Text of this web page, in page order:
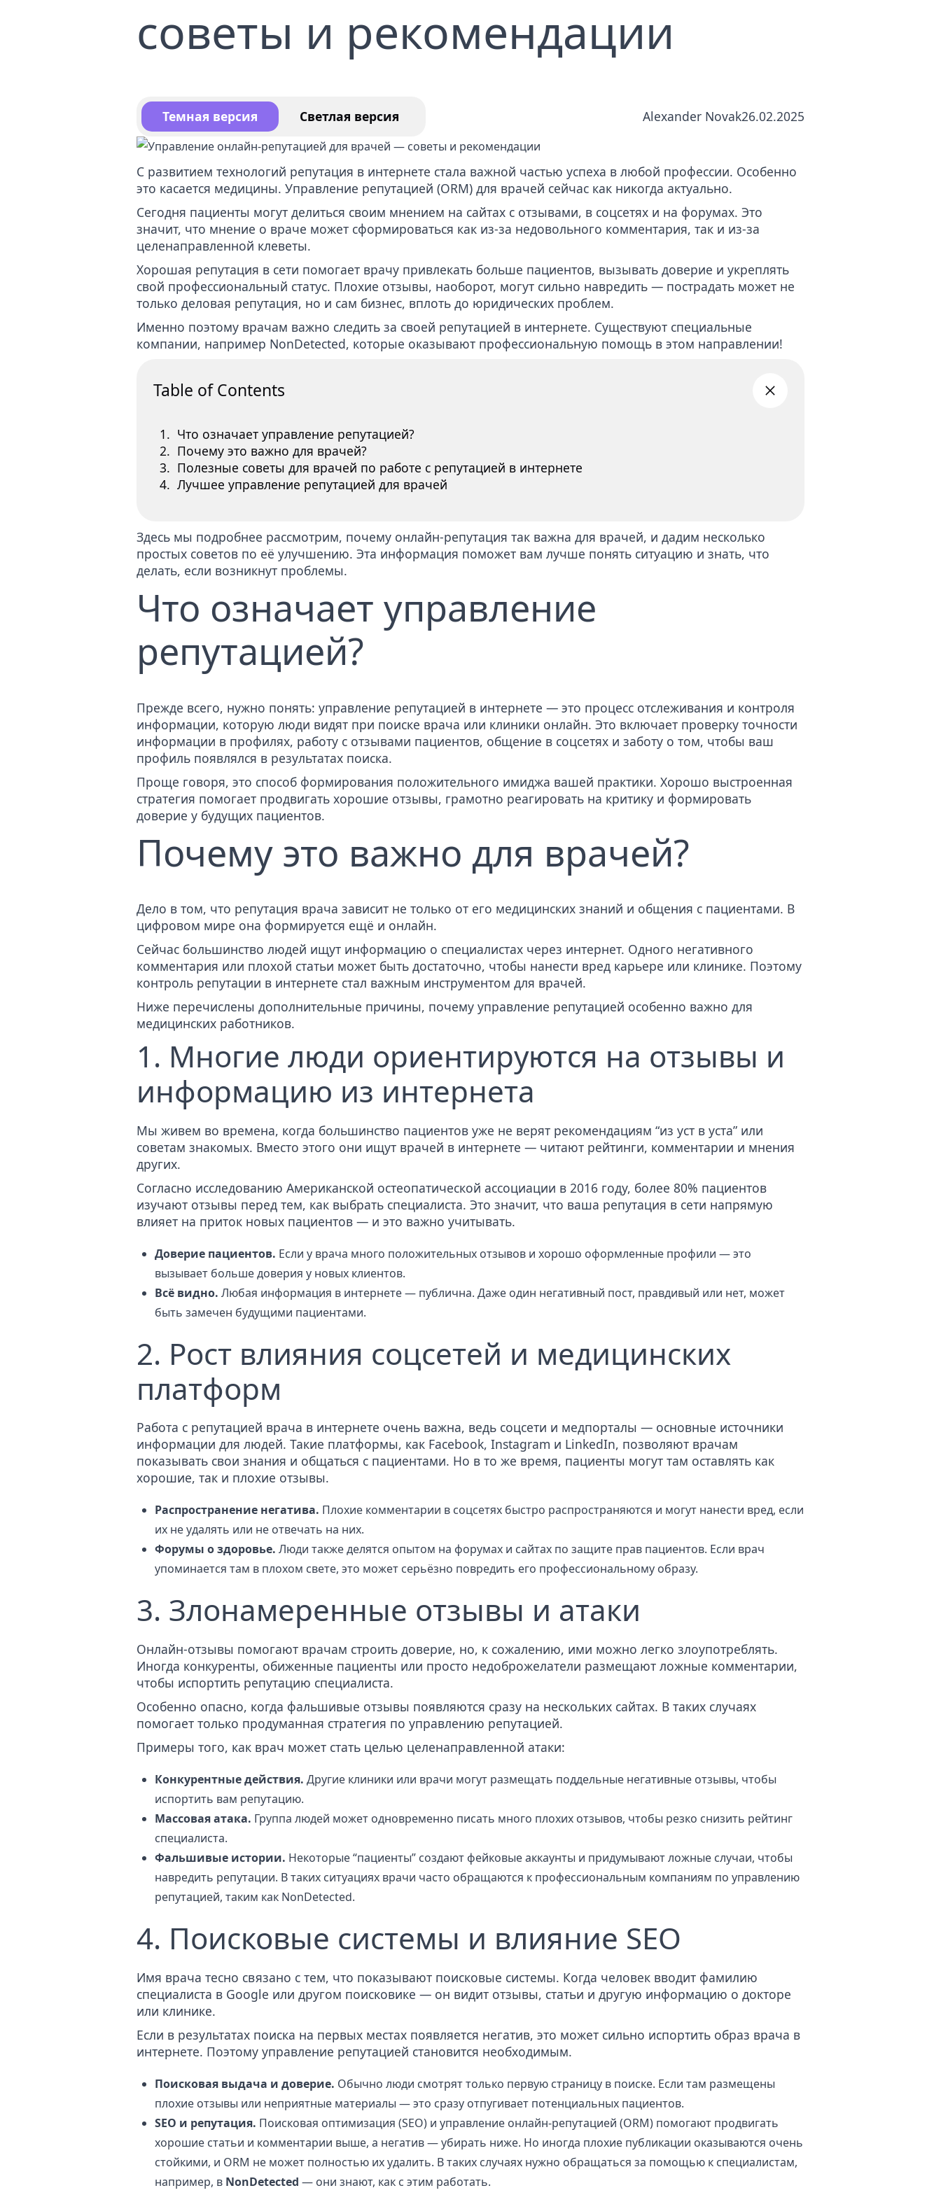
статей в СМИ
Услуга по удалению
советы и рекомендации
Alexander Novak26.02.2025
Темная версия Светлая версия
С развитием технологий репутация в интернете стала важной частью успеха в любой профессии. Особенно
это касается медицины. Управление репутацией (ORM) для врачей сейчас как никогда актуально.
Сегодня пациенты могут делиться своим мнением на сайтах с отзывами, в соцсетях и на форумах. Это
значит, что мнение о враче может сформироваться как из-за недовольного комментария, так и из-за
целенаправленной клеветы.
Хорошая репутация в сети помогает врачу привлекать больше пациентов, вызывать доверие и укреплять
свой профессиональный статус. Плохие отзывы, наоборот, могут сильно навредить — пострадать может не
только деловая репутация, но и сам бизнес, вплоть до юридических проблем.
Именно поэтому врачам важно следить за своей репутацией в интернете. Существуют специальные
компании, например NonDetected, которые оказывают профессиональную помощь в этом направлении!
Table of Contents
Что означает управление репутацией?
Почему это важно для врачей?
Полезные советы для врачей по работе с репутацией в интернете
Лучшее управление репутацией для врачей
Здесь мы подробнее рассмотрим, почему онлайн-репутация так важна для врачей, и дадим несколько
простых советов по её улучшению. Эта информация поможет вам лучше понять ситуацию и знать, что
делать, если возникнут проблемы.
Что означает управление
репутацией?
Прежде всего, нужно понять: управление репутацией в интернете — это процесс отслеживания и контроля
информации, которую люди видят при поиске врача или клиники онлайн. Это включает проверку точности
информации в профилях, работу с отзывами пациентов, общение в соцсетях и заботу о том, чтобы ваш
профиль появлялся в результатах поиска.
Проще говоря, это способ формирования положительного имиджа вашей практики. Хорошо выстроенная
стратегия помогает продвигать хорошие отзывы, грамотно реагировать на критику и формировать
доверие у будущих пациентов.
Почему это важно для врачей?
Дело в том, что репутация врача зависит не только от его медицинских знаний и общения с пациентами. В
цифровом мире она формируется ещё и онлайн.
Сейчас большинство людей ищут информацию о специалистах через интернет. Одного негативного
комментария или плохой статьи может быть достаточно, чтобы нанести вред карьере или клинике. Поэтому
контроль репутации в интернете стал важным инструментом для врачей.
Ниже перечислены дополнительные причины, почему управление репутацией особенно важно для
медицинских работников.
1. Многие люди ориентируются на отзывы и
информацию из интернета
Мы живем во времена, когда большинство пациентов уже не верят рекомендациям “из уст в уста” или
советам знакомых. Вместо этого они ищут врачей в интернете — читают рейтинги, комментарии и мнения
других.
Согласно исследованию Американской остеопатической ассоциации в 2016 году, более 80% пациентов
изучают отзывы перед тем, как выбрать специалиста. Это значит, что ваша репутация в сети напрямую
влияет на приток новых пациентов — и это важно учитывать.
Доверие пациентов. Если у врача много положительных отзывов и хорошо оформленные профили — это
вызывает больше доверия у новых клиентов.
Всё видно. Любая информация в интернете — публична. Даже один негативный пост, правдивый или нет, может
быть замечен будущими пациентами.
2. Рост влияния соцсетей и медицинских
платформ
Работа с репутацией врача в интернете очень важна, ведь соцсети и медпорталы — основные источники
информации для людей. Такие платформы, как Facebook, Instagram и LinkedIn, позволяют врачам
показывать свои знания и общаться с пациентами. Но в то же время, пациенты могут там оставлять как
хорошие, так и плохие отзывы.
Распространение негатива. Плохие комментарии в соцсетях быстро распространяются и могут нанести вред, если
их не удалять или не отвечать на них.
Форумы о здоровье. Люди также делятся опытом на форумах и сайтах по защите прав пациентов. Если врач
упоминается там в плохом свете, это может серьёзно повредить его профессиональному образу.
3. Злонамеренные отзывы и атаки
Онлайн-отзывы помогают врачам строить доверие, но, к сожалению, ими можно легко злоупотреблять.
Иногда конкуренты, обиженные пациенты или просто недоброжелатели размещают ложные комментарии,
чтобы испортить репутацию специалиста.
Особенно опасно, когда фальшивые отзывы появляются сразу на нескольких сайтах. В таких случаях
помогает только продуманная стратегия по управлению репутацией.
Примеры того, как врач может стать целью целенаправленной атаки:
Конкурентные действия. Другие клиники или врачи могут размещать поддельные негативные отзывы, чтобы
испортить вам репутацию.
Массовая атака. Группа людей может одновременно писать много плохих отзывов, чтобы резко снизить рейтинг
специалиста.
Фальшивые истории. Некоторые “пациенты” создают фейковые аккаунты и придумывают ложные случаи, чтобы
навредить репутации. В таких ситуациях врачи часто обращаются к профессиональным компаниям по управлению
репутацией, таким как NonDetected.
4. Поисковые системы и влияние SEO
Имя врача тесно связано с тем, что показывают поисковые системы. Когда человек вводит фамилию
специалиста в Google или другом поисковике — он видит отзывы, статьи и другую информацию о докторе
или клинике.
Если в результатах поиска на первых местах появляется негатив, это может сильно испортить образ врача в
интернете. Поэтому управление репутацией становится необходимым.
Поисковая выдача и доверие. Обычно люди смотрят только первую страницу в поиске. Если там размещены
плохие отзывы или неприятные материалы — это сразу отпугивает потенциальных пациентов.
SEO и репутация. Поисковая оптимизация (SEO) и управление онлайн-репутацией (ORM) помогают продвигать
хорошие статьи и комментарии выше, а негатив — убирать ниже. Но иногда плохие публикации оказываются очень
стойкими, и ORM не может полностью их удалить. В таких случаях нужно обращаться за помощью к специалистам,
например, в NonDetected — они знают, как с этим работать.